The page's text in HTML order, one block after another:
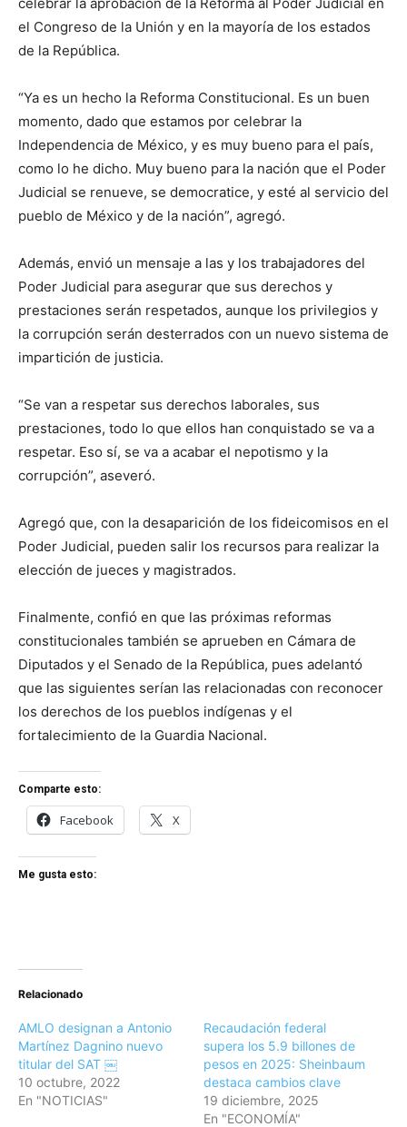
el Congreso de la Unión y en la mayoría de los estados
de la República.
“Ya es un hecho la Reforma Constitucional. Es un buen
momento, dado que estamos por celebrar la
Independencia de México, y es muy bueno para el país,
como lo he dicho. Muy bueno para la nación que el Poder
Judicial se renueve, se democratice, y esté al servicio del
pueblo de México y de la nación”, agregó.
Además, envió un mensaje a las y los trabajadores del
Poder Judicial para asegurar que sus derechos y
prestaciones serán respetados, aunque los privilegios y
la corrupción serán desterrados con un nuevo sistema de
impartición de justicia.
“Se van a respetar sus derechos laborales, sus
prestaciones, todo lo que ellos han conquistado se va a
respetar. Eso sí, se va a acabar el nepotismo y la
corrupción”, aseveró.
Agregó que, con la desaparición de los fideicomisos en el
Poder Judicial, pueden salir los recursos para realizar la
elección de jueces y magistrados.
Finalmente, confió en que las próximas reformas
constitucionales también se aprueben en Cámara de
Diputados y el Senado de la República, pues adelantó
que las siguientes serían las relacionadas con reconocer
los derechos de los pueblos indígenas y el
fortalecimiento de la Guardia Nacional.
Comparte esto:
Facebook X
Me gusta esto:
Relacionado
AMLO designan a Antonio
Martínez Dagnino nuevo
titular del SAT ￼
10 octubre, 2022
En "NOTICIAS"
Recaudación federal
supera los 5.9 billones de
pesos en 2025: Sheinbaum
destaca cambios clave
19 diciembre, 2025
En "ECONOMÍA"